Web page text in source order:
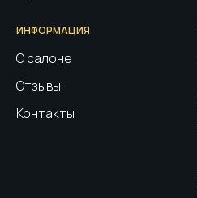
ИНФОРМАЦИЯ
О салоне
Отзывы
Контакты